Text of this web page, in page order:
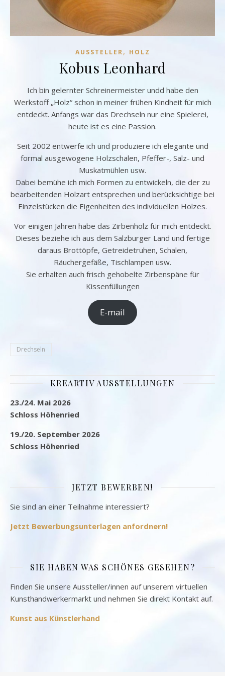
AUSSTELLER, HOLZ
Kobus Leonhard
Ich bin gelernter Schreinermeister undd habe den
Werkstoff „Holz“ schon in meiner frühen Kindheit für mich
entdeckt. Anfangs war das Drechseln nur eine Spielerei,
heute ist es eine Passion.
Seit 2002 entwerfe ich und produziere ich elegante und
formal ausgewogene Holzschalen, Pfeffer-, Salz- und
Muskatmühlen usw.
Dabei bemühe ich mich Formen zu entwickeln, die der zu
bearbeitenden Holzart entsprechen und berücksichtige bei
Einzelstücken die Eigenheiten des individuellen Holzes.
Vor einigen Jahren habe das Zirbenholz für mich entdeckt.
Dieses beziehe ich aus dem Salzburger Land und fertige
daraus Brottöpfe, Getreidetruhen, Schalen,
Räuchergefäße, Tischlampen usw.
Sie erhalten auch frisch gehobelte Zirbenspäne für
Kissenfüllungen
E-mail
Drechseln
KREARTIV AUSSTELLUNGEN
23./24. Mai 2026
Schloss Höhenried
19./20. September 2026
Schloss Höhenried
JETZT BEWERBEN!
Sie sind an einer Teilnahme interessiert?
Jetzt Bewerbungsunterlagen anfordnern!
SIE HABEN WAS SCHÖNES GESEHEN?
Finden Sie unsere Aussteller/innen auf unserem virtuellen
Kunsthandwerkermarkt und nehmen Sie direkt Kontakt auf.
Kunst aus Künstlerhand